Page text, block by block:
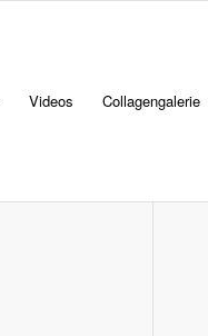
Videos Collagengalerie